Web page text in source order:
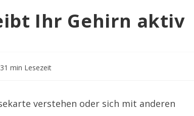
Ihr Gehirn aktiv
31 min Lesezeit
verstehen oder sich mit anderen